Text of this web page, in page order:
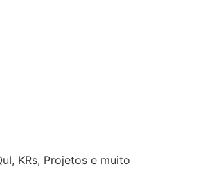
KRs, Projetos e muito